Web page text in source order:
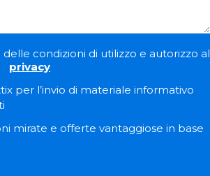
condizioni di utilizzo e autorizzo al
privacy
per l’invio di materiale informativo
mirate e offerte vantaggiose in base